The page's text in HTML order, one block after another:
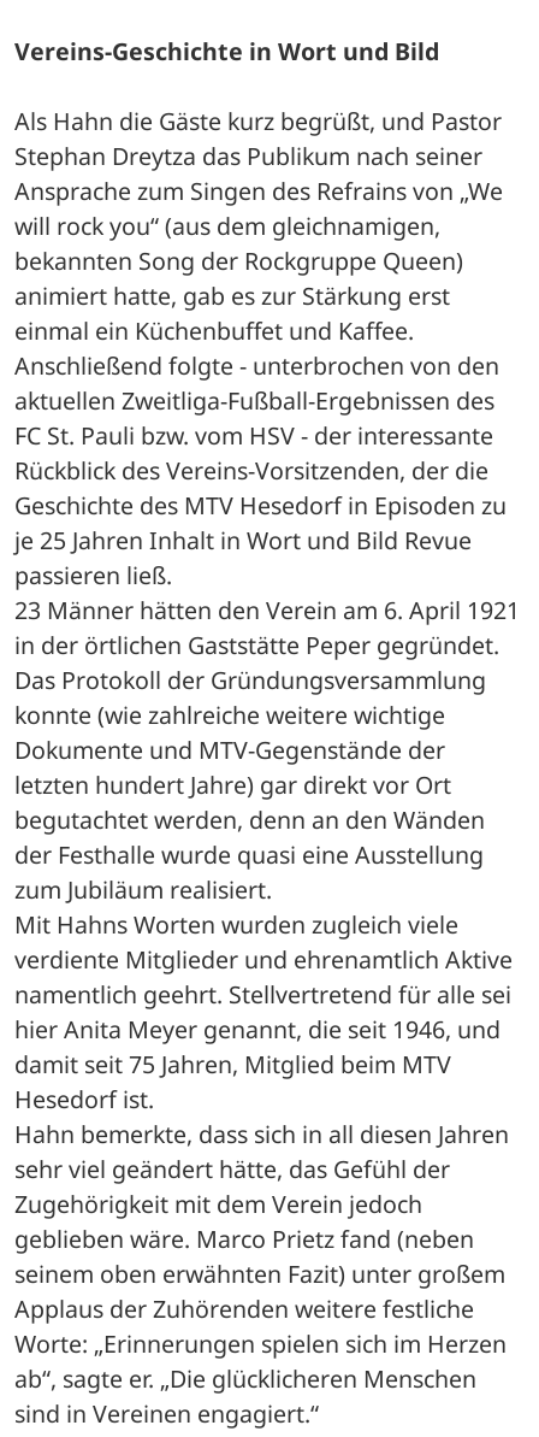
Vereins-Geschichte in Wort und Bild
Als Hahn die Gäste kurz begrüßt, und Pastor
Stephan Dreytza das Publikum nach seiner
Ansprache zum Singen des Refrains von „We
will rock you“ (aus dem gleichnamigen,
bekannten Song der Rockgruppe Queen)
animiert hatte, gab es zur Stärkung erst
einmal ein Küchenbuffet und Kaffee.
Anschließend folgte - unterbrochen von den
aktuellen Zweitliga-Fußball-Ergebnissen des
FC St. Pauli bzw. vom HSV - der interessante
Rückblick des Vereins-Vorsitzenden, der die
Geschichte des MTV Hesedorf in Episoden zu
je 25 Jahren Inhalt in Wort und Bild Revue
passieren ließ.
23 Männer hätten den Verein am 6. April 1921
in der örtlichen Gaststätte Peper gegründet.
Das Protokoll der Gründungsversammlung
konnte (wie zahlreiche weitere wichtige
Dokumente und MTV-Gegenstände der
letzten hundert Jahre) gar direkt vor Ort
begutachtet werden, denn an den Wänden
der Festhalle wurde quasi eine Ausstellung
zum Jubiläum realisiert.
Mit Hahns Worten wurden zugleich viele
verdiente Mitglieder und ehrenamtlich Aktive
namentlich geehrt. Stellvertretend für alle sei
hier Anita Meyer genannt, die seit 1946, und
damit seit 75 Jahren, Mitglied beim MTV
Hesedorf ist.
Hahn bemerkte, dass sich in all diesen Jahren
sehr viel geändert hätte, das Gefühl der
Zugehörigkeit mit dem Verein jedoch
geblieben wäre. Marco Prietz fand (neben
seinem oben erwähnten Fazit) unter großem
Applaus der Zuhörenden weitere festliche
Worte: „Erinnerungen spielen sich im Herzen
ab“, sagte er. „Die glücklicheren Menschen
sind in Vereinen engagiert.“